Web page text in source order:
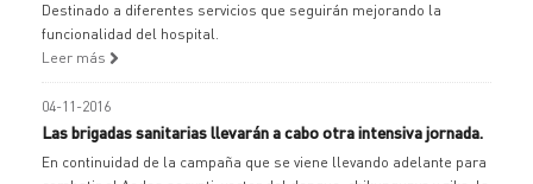
Destinado a diferentes servicios que seguirán mejorando la
funcionalidad del hospital.
Leer más
04-11-2016
Las brigadas sanitarias llevarán a cabo otra intensiva jornada.
En continuidad de la campaña que se viene llevando adelante para